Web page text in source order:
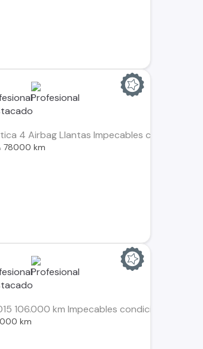
4 Airbag Llantas Impecables
78000 km
106.000 km Impecables condiciones
km